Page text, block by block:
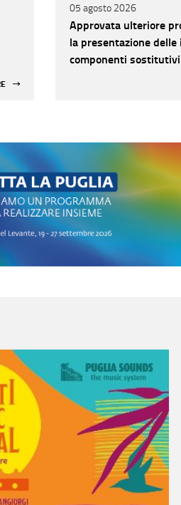
05 agosto 2026
Approvata ulteriore
la presentazione
componenti